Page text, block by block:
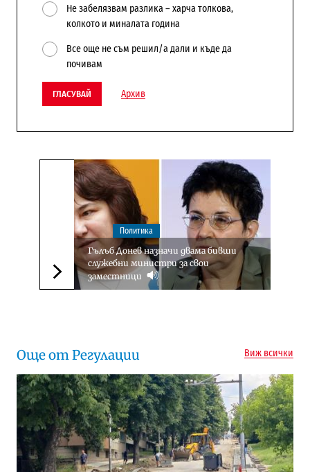
Не забелязвам разлика – харча толкова,
колкото и миналата година
Все още не съм решил/а дали и къде да
почивам
ГЛАСУВАЙ Архив
Следваща новина
Политика
Гълъб Донев назначи двама бивши
служебни министри за свои
заместници
Още от Регулации Виж всички